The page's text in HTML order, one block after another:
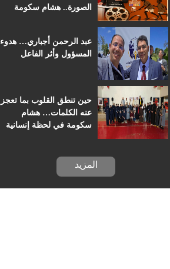
الصورة.. هشام سكومة
عبد الرحمن أجباري… هدوء
المسؤول وأثر الفاعل
حين تنطق القلوب بما تعجز
عنه الكلمات… هشام
سكومة في لحظة إنسانية
المزيد